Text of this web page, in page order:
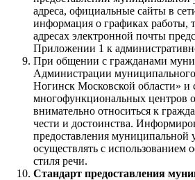
адреса, официальные сайты в
информация о графиках работы,
адресах электронной почты
Приложении 1 к
При общении с гражданами
Администрации
Ногинск Московской области» и
многофункциональных центров
внимательно относиться к
чести и достоинства.
предоставления муниципальной
осуществлять с использованием
стиля речи.
Стандарт предоставления